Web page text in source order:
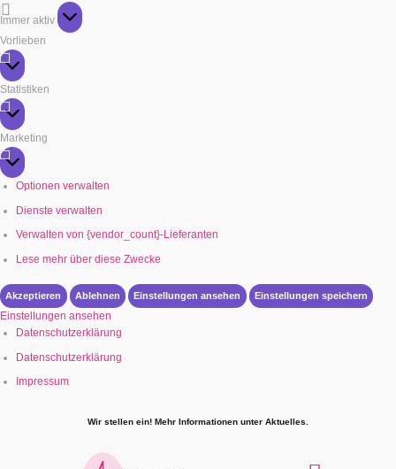
Funktional
Immer aktiv
Vorlieben
Vorlieben
Statistiken
Statistiken
Marketing
Marketing
Optionen verwalten
Dienste verwalten
Verwalten von {vendor_count}-Lieferanten
Lese mehr über diese Zwecke
Akzeptieren Ablehnen Einstellungen ansehen Einstellungen speichern
Einstellungen ansehen
Datenschutzerklärung
Datenschutzerklärung
Impressum
Wir stellen ein! Mehr Informationen unter Aktuelles.